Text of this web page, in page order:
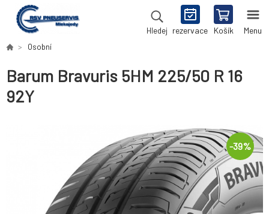
Hledej rezervace Košík Menu
Osobní
Barum Bravuris 5HM 225/50 R 16
92Y
-39%